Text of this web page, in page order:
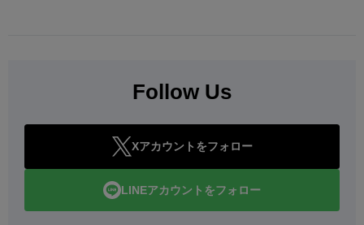
Follow Us
Xアカウントをフォロー
LINEアカウントをフォロー